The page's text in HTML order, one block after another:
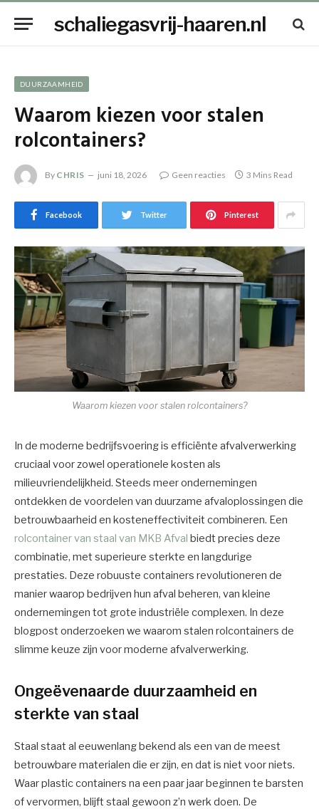
schaliegasvrij-haaren.nl
DUURZAAMHEID
Waarom kiezen voor stalen
rolcontainers?
By CHRIS juni 18, 2026 Geen reacties 3 Mins Read
Facebook Twitter Pinterest
Waarom kiezen voor stalen rolcontainers?
In de moderne bedrijfsvoering is efficiënte afvalverwerking
cruciaal voor zowel operationele kosten als
milieuvriendelijkheid. Steeds meer ondernemingen
ontdekken de voordelen van duurzame afvaloplossingen die
betrouwbaarheid en kosteneffectiviteit combineren. Een
rolcontainer van staal van MKB Afval biedt precies deze
combinatie, met superieure sterkte en langdurige
prestaties. Deze robuuste containers revolutioneren de
manier waarop bedrijven hun afval beheren, van kleine
ondernemingen tot grote industriële complexen. In deze
blogpost onderzoeken we waarom stalen rolcontainers de
slimme keuze zijn voor moderne afvalverwerking.
Ongeëvenaarde duurzaamheid en
sterkte van staal
Staal staat al eeuwenlang bekend als een van de meest
betrouwbare materialen die er zijn, en dat is niet voor niets.
Waar plastic containers na een paar jaar beginnen te barsten
of vervormen, blijft staal gewoon z’n werk doen. De